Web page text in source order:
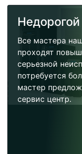
Все мастера
проходят
серьезной
потребуется
мастер
сервис центр.